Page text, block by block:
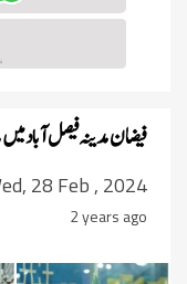
فیضان مدینہ فیصل آباد
28 Feb , 2024
2 years ago